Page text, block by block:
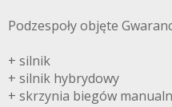
Podzespoły objęte
+ silnik
+ silnik hybrydowy
+ skrzynia biegów